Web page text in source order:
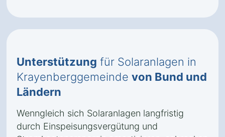
Unterstützung für Solaranlagen in
Krayenberggemeinde von Bund und
Ländern
Wenngleich sich Solaranlagen langfristig
durch Einspeisungsvergütung und